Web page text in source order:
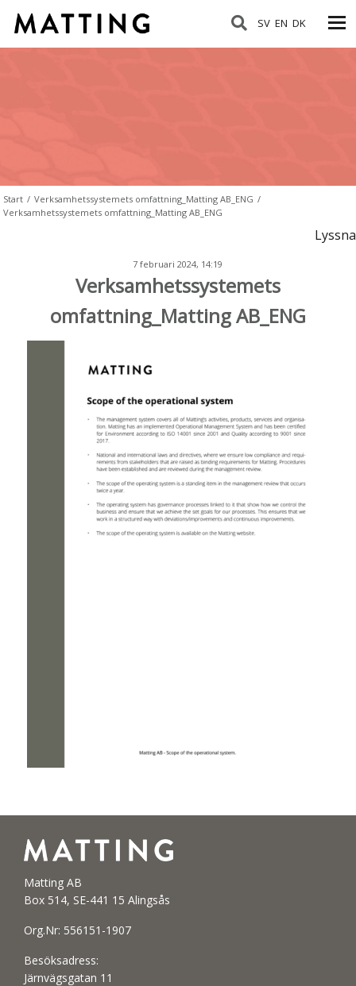
SV EN DK
Start / Verksamhetssystemets omfattning_Matting AB_ENG /
Verksamhetssystemets omfattning_Matting AB_ENG
Lyssna
7 februari 2024, 14:19
Verksamhetssystemets
omfattning_Matting AB_ENG
Matting AB
Box 514, SE-441 15 Alingsås
Org.Nr: 556151-1907
Besöksadress:
Järnvägsgatan 11